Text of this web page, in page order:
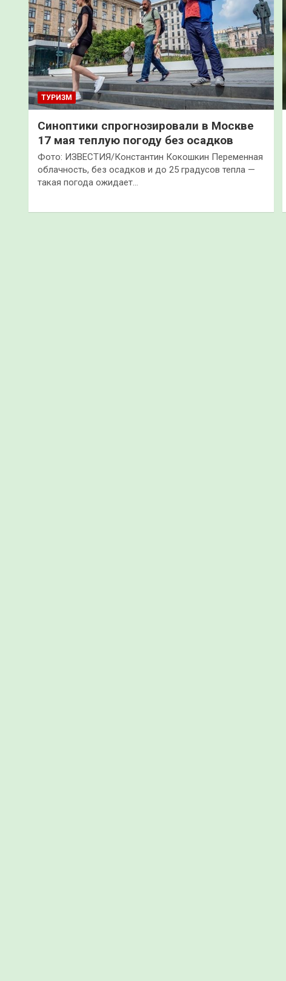
ТУРИЗМ
Синоптики спрогнозировали в Москве
17 мая теплую погоду без осадков
Фото: ИЗВЕСТИЯ/Константин Кокошкин Переменная
облачность, без осадков и до 25 градусов тепла —
такая погода ожидает…